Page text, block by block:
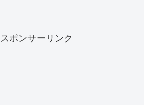
スポンサーリンク